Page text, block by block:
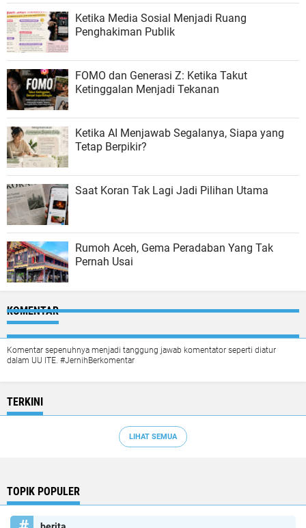
Ketika Media Sosial Menjadi Ruang
Penghakiman Publik
FOMO dan Generasi Z: Ketika Takut
Ketinggalan Menjadi Tekanan
Ketika AI Menjawab Segalanya, Siapa yang
Tetap Berpikir?
Saat Koran Tak Lagi Jadi Pilihan Utama
Rumoh Aceh, Gema Peradaban Yang Tak
Pernah Usai
KOMENTAR
Komentar sepenuhnya menjadi tanggung jawab komentator seperti diatur
dalam UU ITE. #JernihBerkomentar
TERKINI
LIHAT SEMUA
TOPIK POPULER